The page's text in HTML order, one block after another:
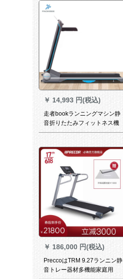
があります。
￥ 14,993 円(税込)
走者bookランニングマシン静
音折りたたみフィットネス機
材Bluetoothリンク手すり音声
フィットネス家庭用モデル幅
走帯全折
￥ 186,000 円(税込)
PreccoはTRM 9.27ランニン静
音トレー器材多機能家庭用